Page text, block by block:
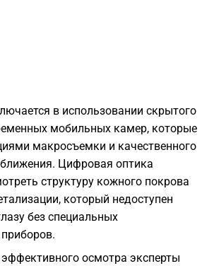
в использовании скрытого
мобильных камер, которые
макросъемки и качественного
Цифровая оптика
структуру кожного покрова
который недоступен
без специальных
осмотра эксперты